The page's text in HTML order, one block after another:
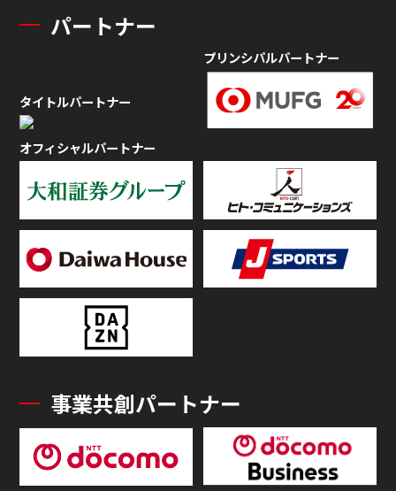
パートナー
タイトルパートナー
プリンシパルパートナー
オフィシャルパートナー
事業共創パートナー